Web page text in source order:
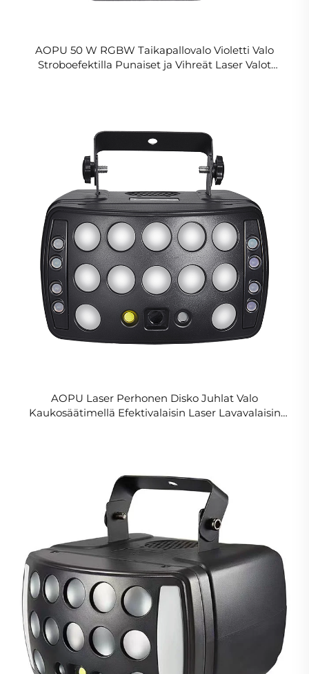
AOPU 50 W RGBW Taikapallovalo Violetti Valo
Stroboefektilla Punaiset ja Vihreät Laser Valot
AOPU Laser Perhonen Disko Juhlat Valo
Kaukosäätimellä Efektivalaisin Laser Lavavalaisin